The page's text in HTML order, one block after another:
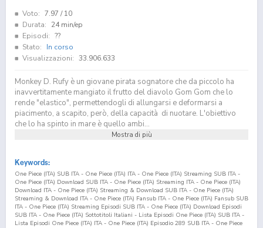
Voto: 7.97 / 10
Durata:
24 min/ep
Episodi: ??
Stato:
In corso
Visualizzazioni: 33.906.633
Monkey D. Rufy è un giovane pirata sognatore che da piccolo ha
inavvertitamente mangiato il frutto del diavolo Gom Gom che lo
rende "elastico", permettendogli di allungarsi e deformarsi a
piacimento, a scapito, però, della capacità di nuotare. L'obiettivo
che lo ha spinto in mare è quello ambi...
Mostra di più
Keywords:
One Piece (ITA) SUB ITA - One Piece (ITA) ITA - One Piece (ITA) Streaming SUB ITA -
One Piece (ITA) Download SUB ITA - One Piece (ITA) Streaming ITA - One Piece (ITA)
Download ITA - One Piece (ITA) Streaming & Download SUB ITA - One Piece (ITA)
Streaming & Download ITA - One Piece (ITA) Fansub ITA - One Piece (ITA) Fansub SUB
ITA - One Piece (ITA) Streaming Episodi SUB ITA - One Piece (ITA) Download Episodi
SUB ITA - One Piece (ITA) Sottotitoli Italiani - Lista Episodi One Piece (ITA) SUB ITA -
Lista Episodi One Piece (ITA) ITA - One Piece (ITA) Episodio 289 SUB ITA - One Piece